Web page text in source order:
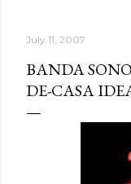
July 11, 2007
BANDA
DE-CASA